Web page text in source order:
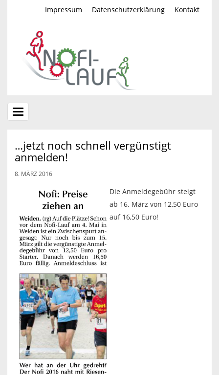
Impressum Datenschutzerklärung Kontakt
Toggle
navigation
…jetzt noch schnell vergünstigt
anmelden!
8. MÄRZ 2016
Die Anmeldegebühr steigt
ab 16. März von 12,50 Euro
auf 16,50 Euro!